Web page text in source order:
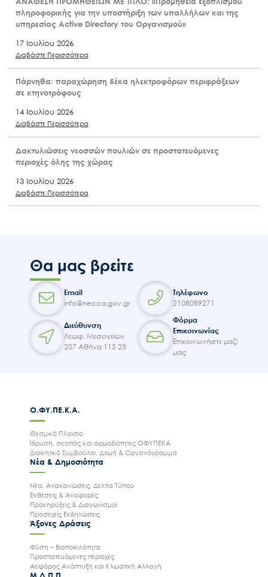
πληροφορικής για την υποστήριξη των υπαλλήλων και της
υπηρεσίας Active Directory του Οργανισμού»
17 Ιουλίου 2026
Διαβάστε Περισσότερα
Πάρνηθα: παραχώρηση δέκα ηλεκτροφόρων περιφράξεων
σε κτηνοτρόφους
14 Ιουλίου 2026
Διαβάστε Περισσότερα
Δακτυλιώσεις νεοσσών πουλιών σε προστατευόμενες
περιοχές όλης της χώρας
13 Ιουλίου 2026
Διαβάστε Περισσότερα
Θα μας βρείτε
Email
info@necca.gov.gr
Τηλέφωνο
2108089271
Διεύθυνση
Λεωφ. Μεσογείων
207 Αθήνα 115 25
Φόρμα
Επικοινωνίας
Επικοινωνήστε μαζί
μας
Ο.ΦΥ.ΠΕ.Κ.Α.
Θεσμικό Πλαισιο
Ίδρυση, σκοπός και αρμοδιότητες ΟΦΥΠΕΚΑ
Διοικητικό Συμβούλιο, Δομή & Οργανόγραμμα
Νέα & Δημοσιότητα
Νέα, Ανακοινώσεις, Δελτία Τύπου
Εκθέσεις & Αναφορές
Προκηρύξεις & Διαγωνισμοί
Προσεχείς Εκδηλώσεις
Άξονες Δράσεις
Φύση – Βιοποικιλότητα
Προστατευόμενες περιοχές
Αειφόρος Ανάπτυξη και Κλιματική Αλλαγή